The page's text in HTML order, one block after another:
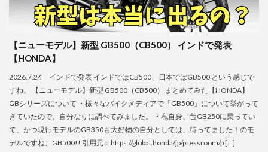
【ニューモデル】新型 GB500（CB500） インドで発表
【HONDA】
2026.7.24 インドで発表 インドではCB500、日本ではGB500 という感じで
すね。 【ニューモデル】新型 GB500（CB500） まとめてみた【HONDA】
GBシリーズについて ・様々なバイクメディアで「GB500」について挙がって
きていたので、自分なりに調べてみました。 ・私自身、昔GB250に乗ってい
て、かつ現行モデルのGB350も大好物の自分としては、待ってました！のモ
デルですね、GB500!! 引用元：https://global.honda/jp/pressroom/p […]